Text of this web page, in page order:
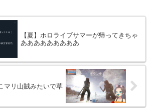
【夏】ホロライブサマーが帰ってきちゃ
あああああああああ
マリ山賊みたいで草